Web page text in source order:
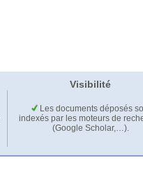
Visibilité
Les documents déposés
indexés par les moteurs de
(Google Scholar,…).